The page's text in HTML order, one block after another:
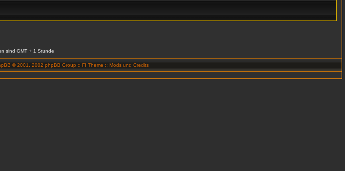
sind GMT + 1 Stunde
© 2001, 2002 phpBB Group :: FI Theme :: Mods und Credits